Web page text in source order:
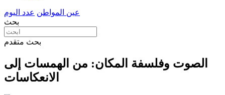
عين المواطن عدد اليوم
بحث
بحث متقدم
الصوت وفلسفة المكان: من الهمسات إلى
الانعكاسات